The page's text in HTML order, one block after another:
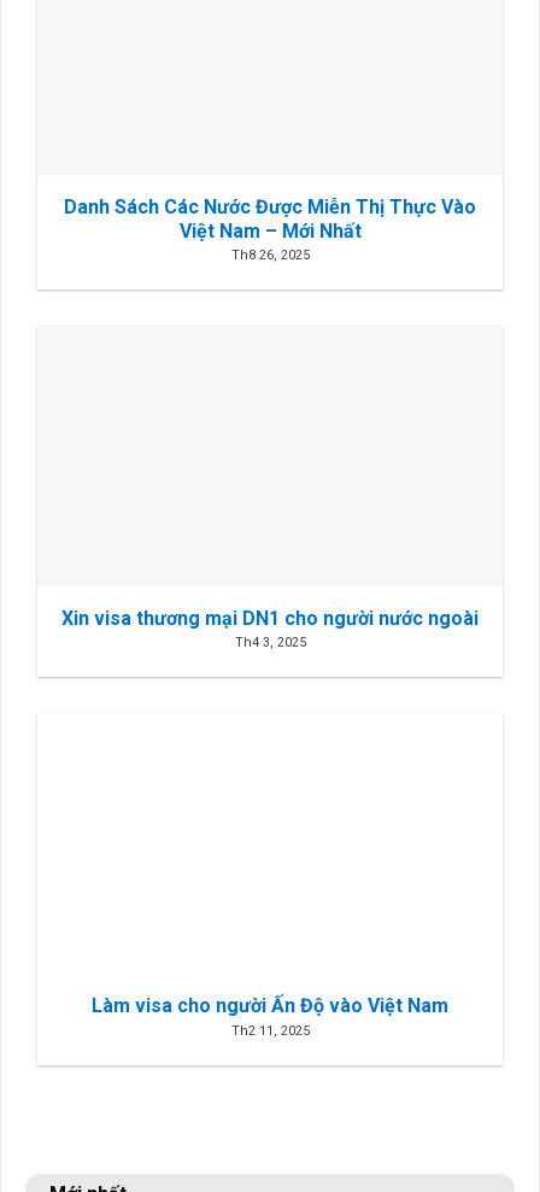
Danh Sách Các Nước Được Miễn Thị Thực Vào
Việt Nam – Mới Nhất
Th8 26, 2025
Xin visa thương mại DN1 cho người nước ngoài
Th4 3, 2025
Làm visa cho người Ấn Độ vào Việt Nam
Th2 11, 2025